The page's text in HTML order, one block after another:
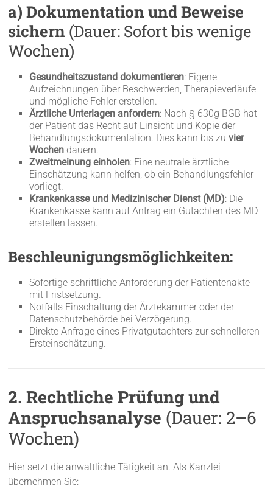
a) Dokumentation und Beweise
sichern (Dauer: Sofort bis wenige
Wochen)
Gesundheitszustand dokumentieren: Eigene
Aufzeichnungen über Beschwerden, Therapieverläufe
und mögliche Fehler erstellen.
Ärztliche Unterlagen anfordern: Nach § 630g BGB hat
der Patient das Recht auf Einsicht und Kopie der
Behandlungsdokumentation. Dies kann bis zuvier
Wochen dauern.
Zweitmeinung einholen: Eine neutrale ärztliche
Einschätzung kann helfen, ob ein Behandlungsfehler
vorliegt.
Krankenkasse und Medizinischer Dienst (MD): Die
Krankenkasse kann auf Antrag ein Gutachten des MD
erstellen lassen.
Beschleunigungsmöglichkeiten:
Sofortige schriftliche Anforderung der Patientenakte
mit Fristsetzung.
Notfalls Einschaltung der Ärztekammer oder der
Datenschutzbehörde bei Verzögerung.
Direkte Anfrage eines Privatgutachters zur schnelleren
Ersteinschätzung.
2. Rechtliche Prüfung und
Anspruchsanalyse (Dauer: 2–6
Wochen)
Hier setzt die anwaltliche Tätigkeit an. Als Kanzlei
übernehmen Sie: